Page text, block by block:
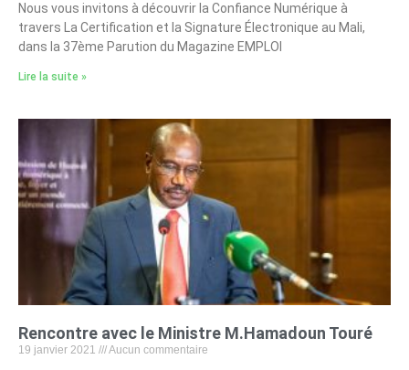
Nous vous invitons à découvrir la Confiance Numérique à
travers La Certification et la Signature Électronique au Mali,
dans la 37ème Parution du Magazine EMPLOI
Lire la suite »
Rencontre avec le Ministre M.Hamadoun Touré
19 janvier 2021 Aucun commentaire